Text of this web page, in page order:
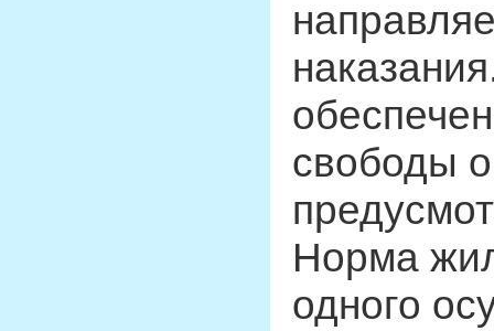
свободы
Норма
одного